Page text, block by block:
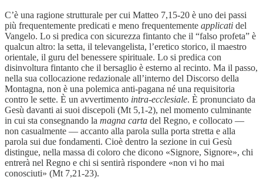
C’è una ragione strutturale per cui Matteo 7,15-20 è uno dei passi
più frequentemente predicati e meno frequentemente applicati del
Vangelo. Lo si predica con sicurezza fintanto che il “falso profeta” è
qualcun altro: la setta, il televangelista, l’eretico storico, il maestro
orientale, il guru del benessere spirituale. Lo si predica con
disinvoltura fintanto che il bersaglio è esterno al recinto. Ma il passo,
nella sua collocazione redazionale all’interno del Discorso della
Montagna, non è una polemica anti-pagana né una requisitoria
contro le sette. È un avvertimento intra-ecclesiale. È pronunciato da
Gesù davanti ai suoi discepoli (Mt 5,1-2), nel momento culminante
in cui sta consegnando la magna carta del Regno, e collocato —
non casualmente — accanto alla parola sulla porta stretta e alla
parola sui due fondamenti. Cioè dentro la sezione in cui Gesù
distingue, nella massa di coloro che dicono «Signore, Signore», chi
entrerà nel Regno e chi si sentirà rispondere «non vi ho mai
conosciuti» (Mt 7,21-23).